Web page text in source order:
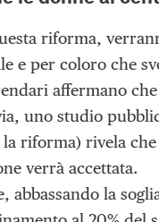
riforma,
e per coloro che
affermano
uno studio
la riforma) rivela
verrà accettata.
abbassando la